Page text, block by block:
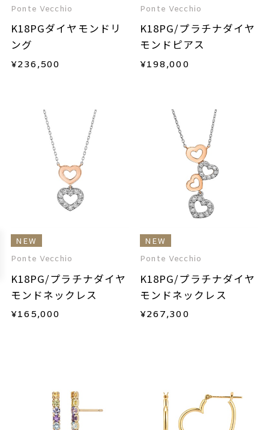
Ponte Vecchio
K18PGダイヤモンドリ
ング
¥236,500
Ponte Vecchio
K18PG/プラチナダイヤ
モンドピアス
¥198,000
NEW
Ponte Vecchio
K18PG/プラチナダイヤ
モンドネックレス
¥165,000
NEW
Ponte Vecchio
K18PG/プラチナダイヤ
モンドネックレス
¥267,300